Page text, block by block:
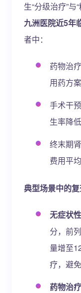
生“分级治疗”与
九洲医院近5年
者中：
药物治
用药方案
手术干
生率降
终末期
费用平
典型场景中的
无症状
分，前
量增至
疗，避
药物治